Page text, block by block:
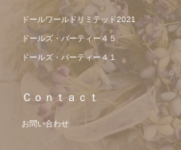
ドールワールドリミテッド2021
ドールズ・パーティー４５
ドールズ・パーティー４１
Ｃｏｎｔａｃｔ
お問い合わせ